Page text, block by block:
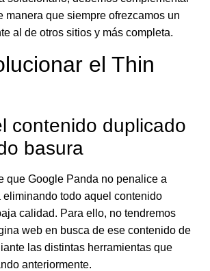
manera que siempre ofrezcamos un
al de otros sitios y más completa.
el Thin
contenido duplicado
basura
que Google Panda no penalice a
eliminando todo aquel contenido
calidad. Para ello, no tendremos
web en busca de ese contenido de
las distintas herramientas que
anteriormente.